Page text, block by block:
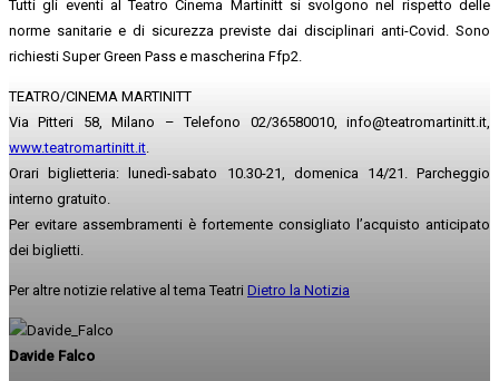
Tutti gli eventi al Teatro Cinema Martinitt si svolgono nel rispetto delle
norme sanitarie e di sicurezza previste dai disciplinari anti-Covid. Sono
richiesti Super Green Pass e mascherina Ffp2.
TEATRO/CINEMA MARTINITT
Via Pitteri 58, Milano – Telefono 02/36580010, info@teatromartinitt.it,
www.teatromartinitt.it
Orari biglietteria: lunedì-sabato 10.30-21, domenica 14/21. Parcheggio
interno gratuito.
Per evitare assembramenti è fortemente consigliato l’acquisto anticipato
dei biglietti.
Per altre notizie relative al tema Teatri Dietro la Notizia
Davide Falco